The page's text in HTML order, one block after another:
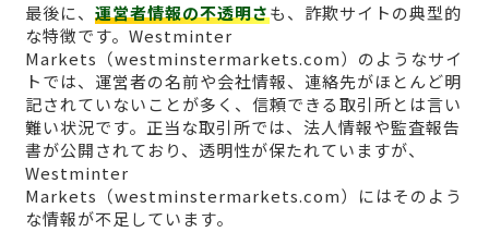
最後に、 運営者情報の不透明さも、詐欺サイトの典型的
な特徴です。Westminter
Markets（westminstermarkets.com）のようなサイ
トでは、運営者の名前や会社情報、連絡先がほとんど明
記されていないことが多く、信頼できる取引所とは言い
難い状況です。正当な取引所では、法人情報や監査報告
書が公開されており、透明性が保たれていますが、
Westminter
Markets（westminstermarkets.com）にはそのよう
な情報が不足しています。